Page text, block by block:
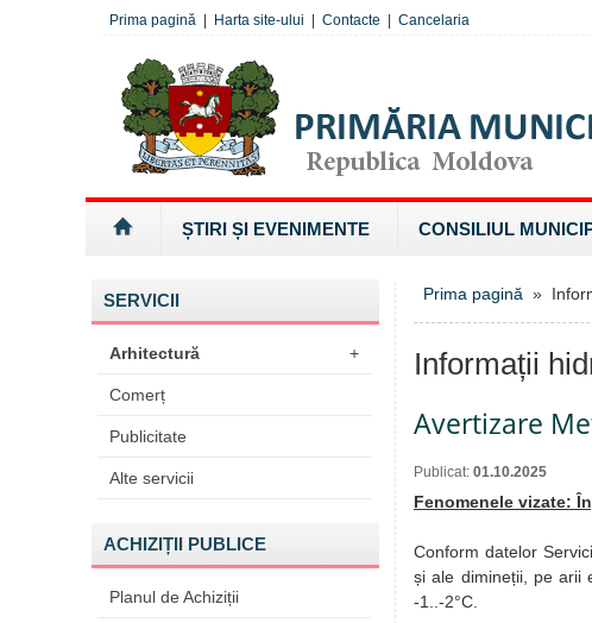
Prima pagină Harta site-ului Contacte Cancelaria
ȘTIRI ȘI EVENIMENTE CONSILIUL
SERVICII
Arhitectură +
Comerț
Publicitate
Alte servicii
ACHIZIȚII PUBLICE
Planul de Achiziții
Prima pagină »
Informații
Avertizare
Publicat: 01.10.2025
Fenomenele vizate:
Conform datelor
și ale dimineții, pe arii
-1..-2°C.